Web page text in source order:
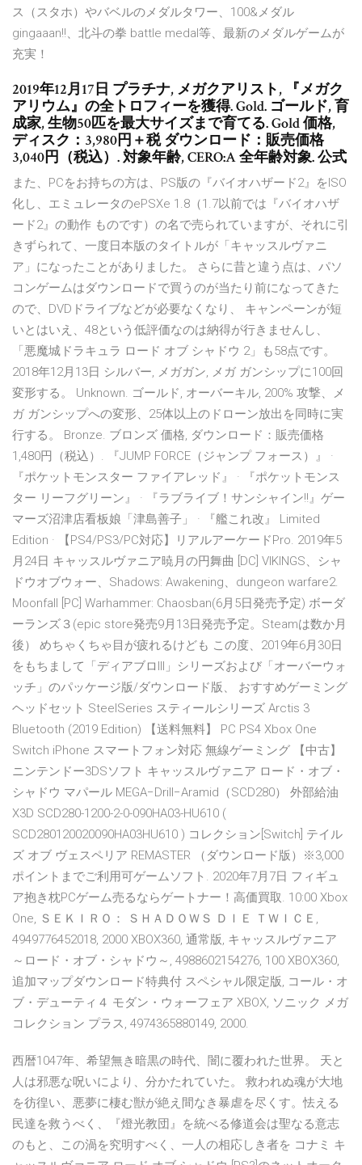
ス（スタホ）やバベルのメダルタワー、100&メダル
gingaaan!!、北斗の拳 battle medal等、最新のメダルゲームが
充実！
2019年12月17日 プラチナ, メガクアリスト, 『メガク
アリウム』の全トロフィーを獲得. Gold. ゴールド, 育
成家, 生物50匹を最大サイズまで育てる. Gold 価格,
ディスク：3,980円＋税 ダウンロード：販売価格
3,040円（税込）. 対象年齢, CERO:A 全年齢対象. 公式
また、PCをお持ちの方は、PS版の『バイオハザード2』をISO
化し、エミュレータのePSXe 1.8（1.7以前では『バイオハザ
ード2』の動作 ものです）の名で売られていますが、それに引
きずられて、一度日本版のタイトルが「キャッスルヴァニ
ア」になったことがありました。 さらに昔と違う点は、パソ
コンゲームはダウンロードで買うのが当たり前になってきた
ので、DVDドライブなどが必要なくなり、 キャンペーンが短
いとはいえ、48という低評価なのは納得が行きませんし、
「悪魔城ドラキュラ ロード オブ シャドウ 2」も58点です。
2018年12月13日 シルバー, メガガン, メガ ガンシップに100回
変形する。 Unknown. ゴールド, オーバーキル, 200% 攻撃、メ
ガ ガンシップへの変形、25体以上のドローン放出を同時に実
行する。 Bronze. ブロンズ 価格, ダウンロード：販売価格
1,480円（税込）. 『JUMP FORCE（ジャンプ フォース）』 ·
『ポケットモンスター ファイアレッド』 · 『ポケットモンス
ター リーフグリーン』 · 『ラブライブ！サンシャイン!!』ゲー
マーズ沼津店看板娘「津島善子」 · 『艦これ改』 Limited
Edition · 【PS4/PS3/PC対応】リアルアーケードPro. 2019年5
月24日 キャッスルヴァニア暁月の円舞曲 [DC] VIKINGS、シャ
ドウオブウォー、Shadows: Awakening、dungeon warfare2.
Moonfall [PC] Warhammer: Chaosban(6月5日発売予定) ボーダ
ーランズ３(epic store発売9月13日発売予定。Steamは数か月
後） めちゃくちゃ目が疲れるけども この度、2019年6月30日
をもちまして「ディアブロIII」シリーズおよび「オーバーウォ
ッチ」のパッケージ版/ダウンロード版、 おすすめゲーミング
ヘッドセット SteelSeries スティールシリーズ Arctis 3
Bluetooth (2019 Edition) 【送料無料】 PC PS4 Xbox One
Switch iPhone スマートフォン対応 無線ゲーミング 【中古】
ニンテンドー3DSソフト キャッスルヴァニア ロード・オブ・
シャドウ マパール MEGA−Drill−Aramid（SCD280） 外部給油
X3D SCD280-1200-2-0-090HA03-HU610 (
SCD280120020090HA03HU610 ) コレクション[Switch] テイル
ズ オブ ヴェスペリア REMASTER （ダウンロード版）※3,000
ポイントまでご利用可ゲームソフト. 2020年7月7日 フィギュ
ア抱き枕PCゲーム売るならゲートナー！高価買取. 10:00 Xbox
One, ＳＥＫＩＲＯ： ＳＨＡＤＯＷＳ ＤＩＥ ＴＷＩＣＥ,
4949776452018, 2000 XBOX360, 通常版, キャッスルヴァニア
～ロード・オブ・シャドウ～, 4988602154276, 100 XBOX360,
追加マップダウンロード特典付 スペシャル限定版, コール・オ
ブ・デューティ４ モダン・ウォーフェア XBOX, ソニック メガ
コレクション プラス, 4974365880149, 2000.
西暦1047年、希望無き暗黒の時代、闇に覆われた世界。 天と
人は邪悪な呪いにより、分かたれていた。 救われぬ魂が大地
を彷徨い、悪夢に棲む獣が絶え間なき暴虐を尽くす。怯える
民達を救うべく、『燈光教団』を統べる修道会は聖なる意志
のもと、この渦を究明すべく、一人の相応しき者を コナミ キ